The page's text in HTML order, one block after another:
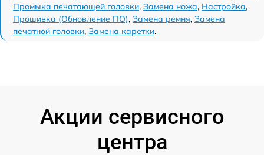
Промыка печатающей головки, Замена ножа, Настройка,
Прошивка (Обновление ПО), Замена ремня, Замена
печатной головки, Замена каретки.
Акции сервисного
центра